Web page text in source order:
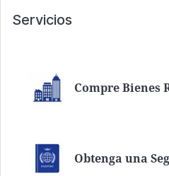
Servicios
Compre Bienes
Obtenga una